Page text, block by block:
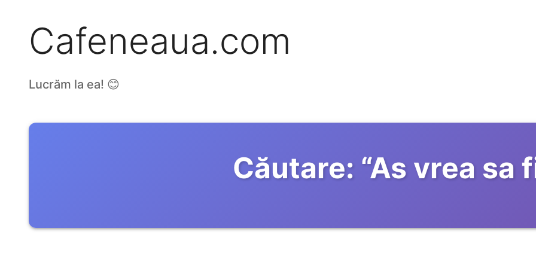
Cafeneaua.com
Lucrăm la ea! 😊
Căutare: “As vrea sa